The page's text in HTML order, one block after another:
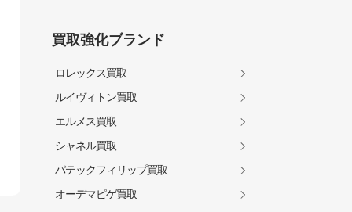
買取強化ブランド
ロレックス買取
ルイヴィトン買取
エルメス買取
シャネル買取
パテックフィリップ買取
オーデマピゲ買取